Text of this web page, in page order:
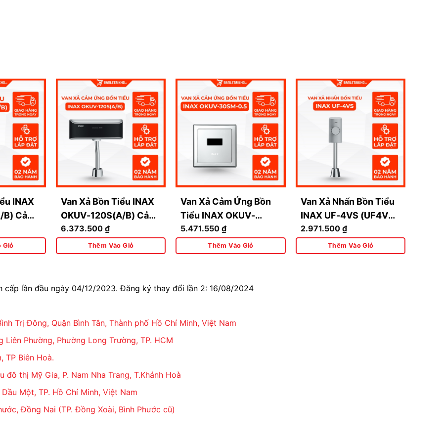
showroom INAX
sự an tâm tuyệt đối cho khách hàng
sản phẩm đến
đúng kỹ thuật,
tiểu nam INAX OKUV-30SM-0.5
chất lượng cao và
để được tư vấn và nhận ưu đãi tốt nhất!
KHO
cấp đa dạng các thiết bị vệ sinh INAX chính
Đông, Quận Bình Tân, TP. Hồ Chí Minh
Liên Phường, Phường Long Trường, TP. HCM
8, TP. Hồ Chí Minh
A, Quận 9, TP. Hồ Chí Minh
INAX
B) Cảm
Giỏ
Van Xả Bồn Tiểu INAX
OKUV-120S(A/B) Cảm
Ứng Dùng Pin
6.373.500 ₫
Thêm Vào Giỏ
Van Xả Cảm Ứng Bồn
Tiểu INAX OKUV-
30SM (Mẫu Cũ OKUV-
32SM) Âm Tường
5.471.550₫
Thêm Vào Giỏ
Van Xả Nhấn Bồn Tiểu
INAX UF-4VS (UF4VS)
Ống Cong
2.971.500 ₫
Thêm Vào Giỏ
cấp lần đầu ngày 04/12/2023. Đăng ký thay đổi lần 2: 16/08/2024
Trị Đông, Quận Bình Tân, Thành phố Hồ Chí Minh, Việt Nam
Phường, Phường Long Trường, TP. HCM
TP Biên Hoà.
đô thị Mỹ Gia, P. Nam Nha Trang, T.Khánh Hoà
Một, TP. Hồ Chí Minh, Việt Nam
Đồng Nai (TP. Đồng Xoài, Bình Phước cũ)